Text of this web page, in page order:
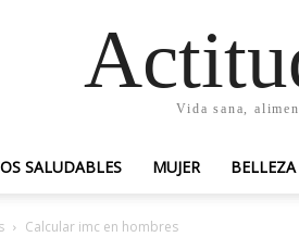
Vida sana,
SALUDABLES MUJER BELLEZA
Calcular imc en hombres